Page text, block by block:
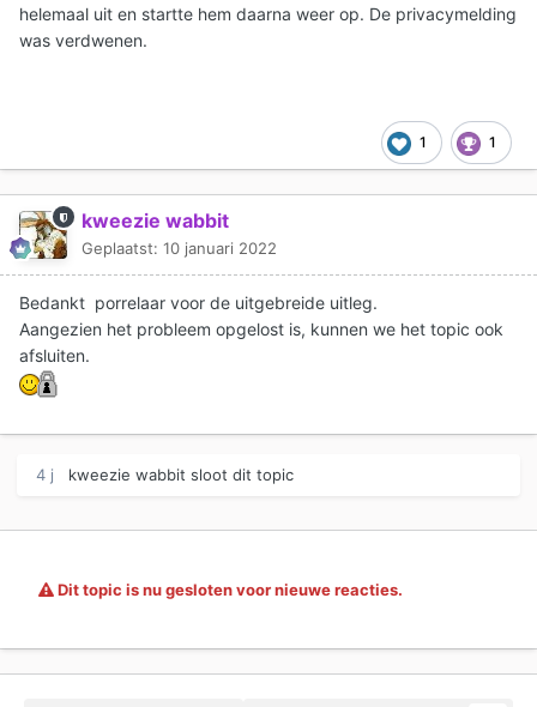
helemaal uit en startte hem daarna weer op. De privacymelding
was verdwenen.
1 1
kweezie wabbit
Geplaatst: 10 januari 2022
Bedankt porrelaar voor de uitgebreide uitleg.
Aangezien het probleem opgelost is, kunnen we het topic ook
afsluiten.
4 j kweezie wabbit sloot dit topic
Dit topic is nu gesloten voor nieuwe reacties.